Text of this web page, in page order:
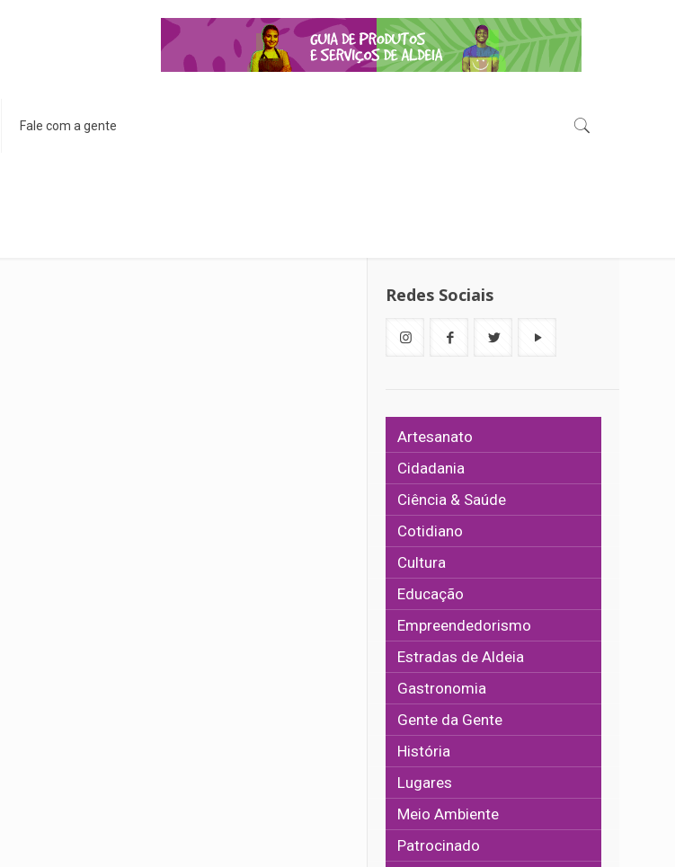
Fale com a gente
Redes Sociais
Artesanato
Cidadania
Ciência & Saúde
Cotidiano
Cultura
Educação
Empreendedorismo
Estradas de Aldeia
Gastronomia
Gente da Gente
História
Lugares
Meio Ambiente
Patrocinado